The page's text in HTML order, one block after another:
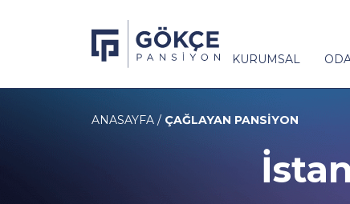
KURUMSAL
ANASAYFA / ÇAĞLAYAN PANSIYON